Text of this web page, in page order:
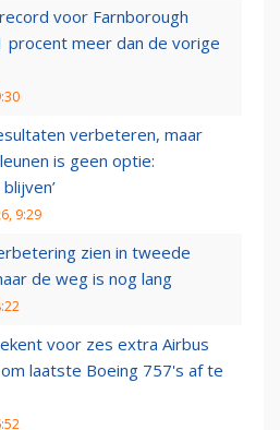
voor Farnborough
procent meer dan de vorige
verbeteren, maar
is geen optie:
9:29
zien in tweede
de weg is nog lang
voor zes extra Airbus
laatste Boeing 757's af te